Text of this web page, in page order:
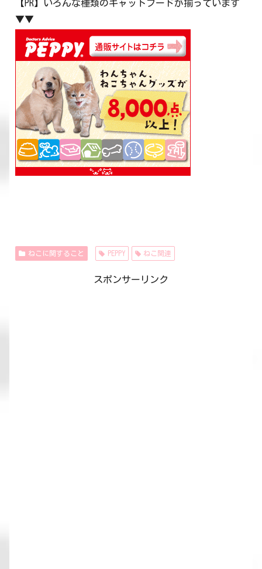
【PR】いろんな種類のキャットフードが揃っています
▼▼
ねこに関すること PEPPY ねこ関連
スポンサーリンク